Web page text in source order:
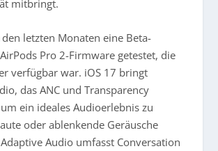
mitbringt.
letzten Monaten eine Beta-
Pro 2-Firmware getestet, die
verfügbar war. iOS 17 bringt
das ANC und Transparency
ein ideales Audioerlebnis zu
oder ablenkende Geräusche
Audio umfasst Conversation